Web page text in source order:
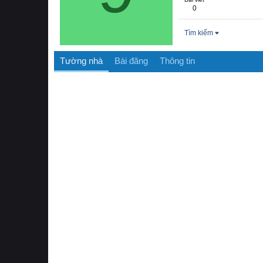
0
Tìm kiếm
Tường nhà Bài đăng Thông tin